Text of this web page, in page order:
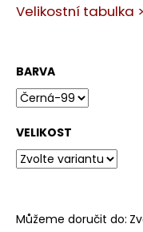
Velikostní tabulka >
BARVA
VELIKOST
Můžeme doručit do:
o
č
u
j
e
m
e
PRACOVNÍ